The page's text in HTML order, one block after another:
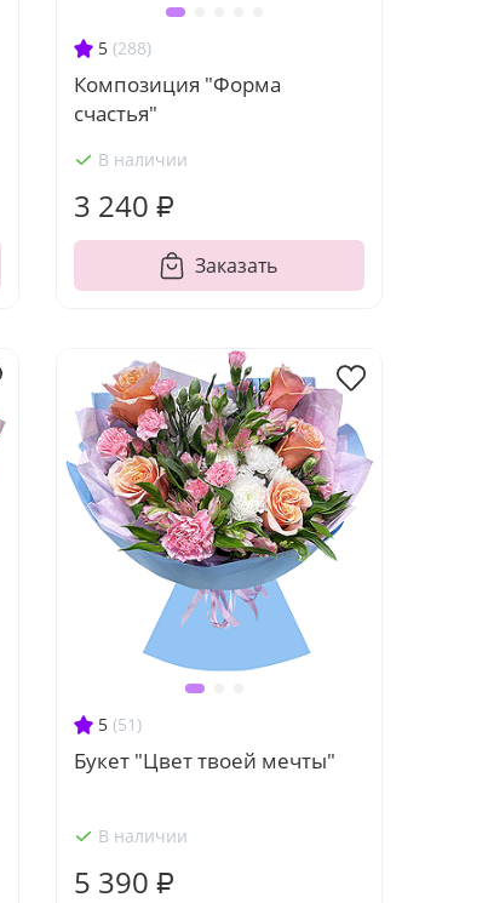
5 (288)
Композиция "Форма
счастья"
В наличии
3 240 ₽
Заказать
5 (51)
Букет "Цвет твоей мечты"
В наличии
5 390 ₽